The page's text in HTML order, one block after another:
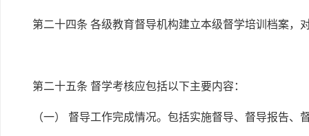
第二十四条 各级教育督导机构建立本级督学培训档案，
第二十五条 督学考核应包括以下主要内容：
（一） 督导工作完成情况。包括实施督导、督导报告